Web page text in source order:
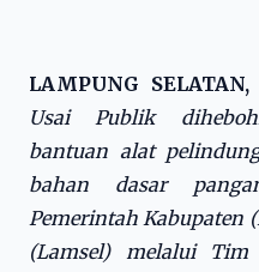
LAMPUNG SELATAN,
Usai Publik
bantuan alat
bahan dasar
Pemerintah Kabupaten
(Lamsel) melalui Tim